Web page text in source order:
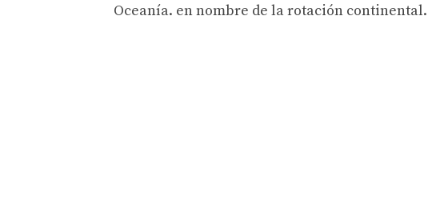
Oceanía. en nombre de la rotación continental.